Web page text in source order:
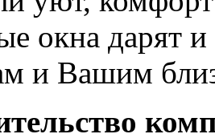
окна дарят
и Вашим